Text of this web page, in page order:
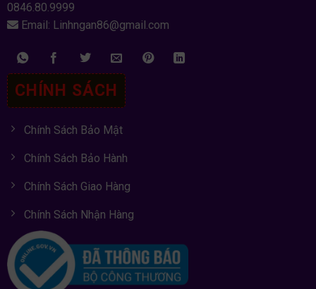
0846.80.9999
Email: Linhngan86@gmail.com
CHÍNH SÁCH
Chính Sách Bảo Mật
Chính Sách Bảo Hành
Chính Sách Giao Hàng
Chính Sách Nhận Hàng